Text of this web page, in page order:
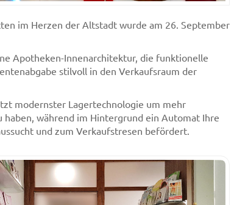
im Herzen der Altstadt wurde am 26. September
Apotheken-Innenarchitektur, die funktionelle
stilvoll in den Verkaufsraum der
modernster Lagertechnologie um mehr
haben, während im Hintergrund ein Automat Ihre
und zum Verkaufstresen befördert.